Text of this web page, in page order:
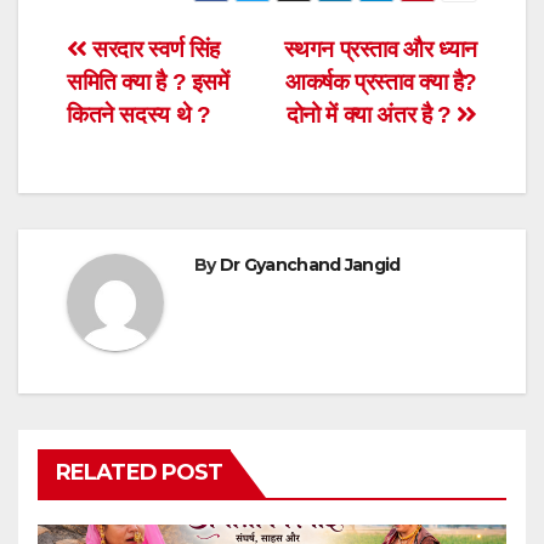
Post
navigation
स्थगन प्रस्ताव और ध्यान
आकर्षक प्रस्ताव क्या है?
दोनो में क्या अंतर है ?
सरदार स्वर्ण सिंह
समिति क्या है ? इसमें
कितने सदस्य थे ?
ByDr Gyanchand Jangid
RELATED POST